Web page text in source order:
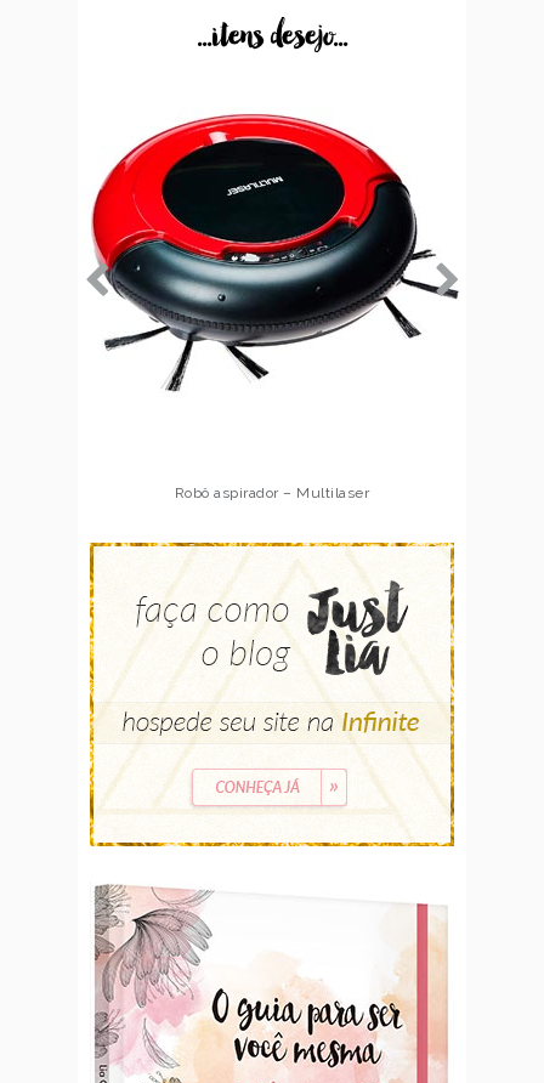
...itens desejo...
Robô aspirador – Multilaser